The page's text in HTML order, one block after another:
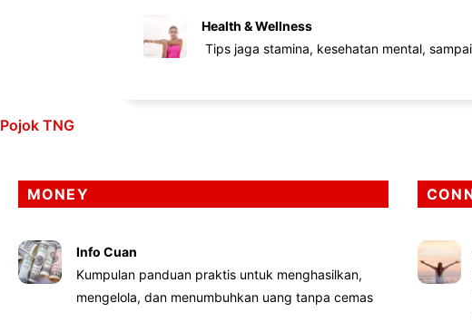
Health & Wellness
Tips jaga stamina, kesehatan mental,
Pojok TNG
MONEY
Info Cuan
Kumpulan panduan praktis untuk menghasilkan,
mengelola, dan menumbuhkan uang tanpa cemas